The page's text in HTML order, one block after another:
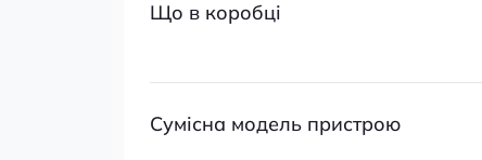
Що в коробці
Сумісна модель пристрою